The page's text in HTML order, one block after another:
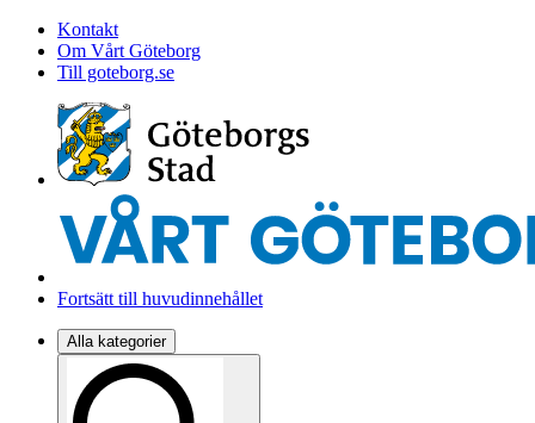
Kontakt
Om Vårt Göteborg
Till goteborg.se
Fortsätt till huvudinnehållet
Alla kategorier